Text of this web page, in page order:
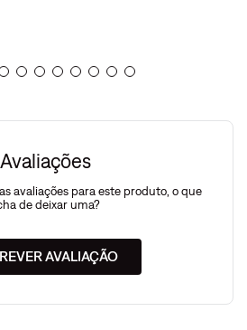
Avaliações
avaliações para este produto, o que
de deixar uma?
AVALIAÇÃO